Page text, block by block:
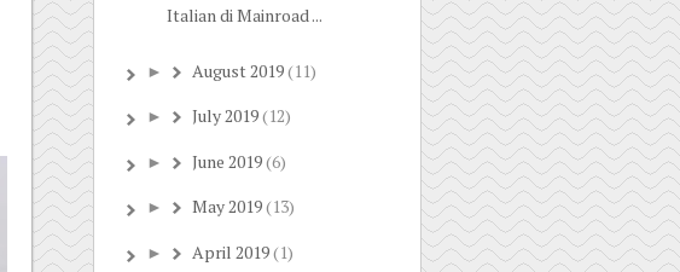
Italian di Mainroad ...
► August 2019(11)
► July 2019(12)
► June 2019(6)
► May 2019(13)
► April 2019(1)